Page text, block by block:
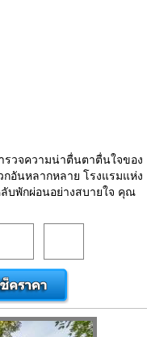
รวจความน่าตื่นตาตื่นใจของ
อันหลากหลาย โรงแรมแห่ง
บพักผ่อนอย่างสบายใจ คุณ